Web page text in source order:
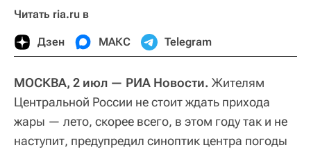
Читать ria.ru в
Дзен МАКС Telegram
МОСКВА, 2 июл — РИА Новости. Жителям
Центральной России не стоит ждать прихода
жары — лето, скорее всего, в этом году так и не
наступит, предупредил синоптик центра погоды